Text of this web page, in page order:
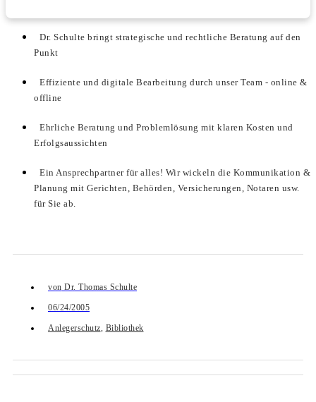
Dr. Schulte bringt strategische und rechtliche Beratung auf den
Punkt
Effiziente und digitale Bearbeitung durch unser Team - online &
offline
Ehrliche Beratung und Problemlösung mit klaren Kosten und
Erfolgsaussichten
Ein Ansprechpartner für alles! Wir wickeln die Kommunikation &
Planung mit Gerichten, Behörden, Versicherungen, Notaren usw.
für Sie ab.
von Dr. Thomas Schulte
06/24/2005
Anlegerschutz, Bibliothek